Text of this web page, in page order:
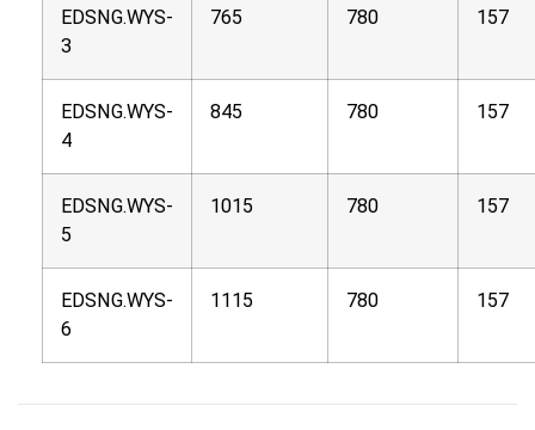
EDSNG.WYS-
3
765 780 157
EDSNG.WYS-
4
845 780 157
EDSNG.WYS-
5
1015 780 157
EDSNG.WYS-
6
1115 780 157